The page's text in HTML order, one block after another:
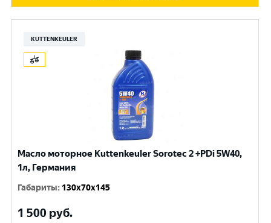
KUTTENKEULER
Масло моторное Kuttenkeuler Sorotec 2 +PDi 5W40,
1л, Германия
Габариты: 130x70x145
1 500 руб.